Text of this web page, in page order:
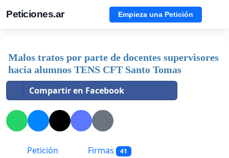
Peticiones.ar Empieza una Petición
Malos tratos por parte de docentes supervisores
hacia alumnos TENS CFT Santo Tomas
Compartir en Facebook
Petición Firmas 41